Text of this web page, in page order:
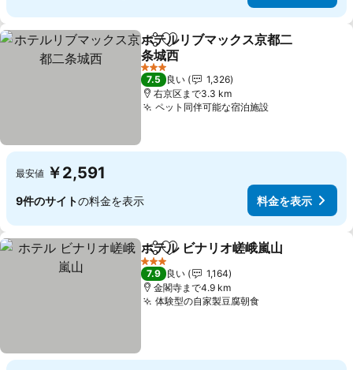
シェアお気に入りに追加
ホテルリブマックス京都二
条城西
料金を表示
3 ホテルのランク
7.5 良い
1,326
右京区まで3.3 km
ペット同伴可能な宿泊施設料金を表示
最安値 ￥2,591
9件のサイトの料金を表示 料金を表示
シェアお気に入りに追加
ホテル ビナリオ嵯峨嵐山
3 ホテルのランク
7.9 良い
1,164
金閣寺まで4.9 km
体験型の自家製豆腐朝食料金を表示